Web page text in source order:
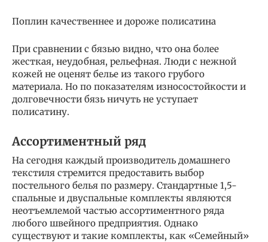
Поплин качественнее и дороже полисатина
При сравнении с бязью видно, что она более
жесткая, неудобная, рельефная. Люди с нежной
кожей не оценят белье из такого грубого
материала. Но по показателям износостойкости и
долговечности бязь ничуть не уступает
полисатину.
Ассортиментный ряд
На сегодня каждый производитель домашнего
текстиля стремится предоставить выбор
постельного белья по размеру. Стандартные 1,5-
спальные и двуспальные комплекты являются
неотъемлемой частью ассортиментного ряда
любого швейного предприятия. Однако
существуют и такие комплекты, как «Семейный»